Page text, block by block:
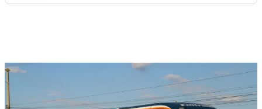
Digite
aqui
o
seu